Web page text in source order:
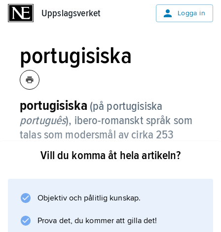
Uppslagsverket Logga in
portugisiska
portugisiska (på portugisiska
português), ibero-romanskt språk som
talas som modersmål av cirka 253
miljoner (2022) bosatta främst i
Brasilien (215,8 miljoner), Angola (18,3
Det talas som modersmål av ytterligare drygt
övriga Latinamerika och drygt 5,5 miljoner i
Vill du komma åt hela artikeln?
Objektiv och pålitlig kunskap.
Prova det, du kommer att gilla det!